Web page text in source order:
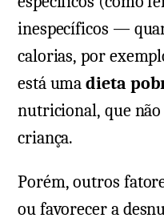
inespecíficos —
calorias, por
está umadieta
nutricional, que não
criança.
Porém, outros
ou favorecer a